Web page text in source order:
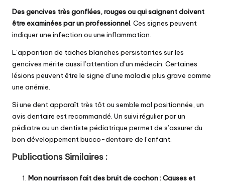
Des gencives très gonflées, rouges ou qui saignent doivent
être examinées par un professionnel . Ces signes peuvent
indiquer une infection ou une inflammation.
L’apparition de taches blanches persistantes sur les
gencives mérite aussi l’attention d’un médecin. Certaines
lésions peuvent être le signe d’une maladie plus grave comme
une anémie.
Si une dent apparaît très tôt ou semble mal positionnée, un
avis dentaire est recommandé. Un suivi régulier par un
pédiatre ou un dentiste pédiatrique permet de s’assurer du
bon développement bucco-dentaire de l’enfant.
Publications Similaires :
Mon nourrisson fait des bruit de cochon : Causes et